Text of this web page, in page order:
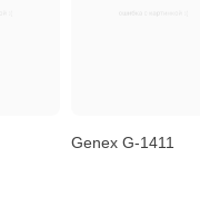
Genex G-1411